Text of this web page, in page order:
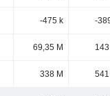
-475 k -
69,35 M 143
338 M 541